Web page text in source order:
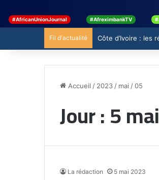
#AfricanUnionJournal #AfreximbankTV
Fil d'actualité Côte d’Ivoire : les
Accueil / 2023/ mai /05
Jour :5
La rédaction 5 mai 2023